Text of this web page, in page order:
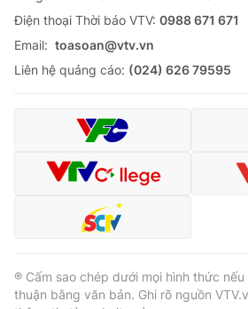
Ðiện thoại Thời báo VTV: 0988 671 671
Email: toasoan@vtv.vn
Liên hệ quảng cáo: (024) 626 79595
® Cấm sao chép dưới mọi hình thức
thuận bằng văn bản. Ghi rõ nguồn